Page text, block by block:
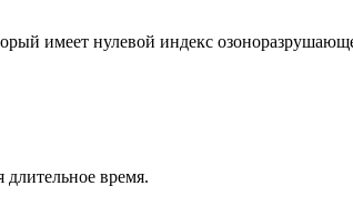
имеет нулевой индекс
время.